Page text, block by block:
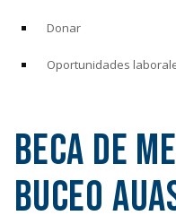
Donar
Oportunidades
Beca de
Buceo